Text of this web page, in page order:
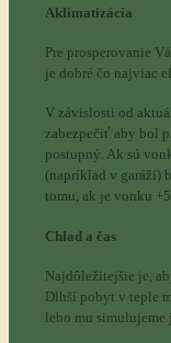
Aklimatizácia
Pre prosperovanie
je dobré čo najviac
V závislosti od
zabezpečiť aby bol
postupný. Ak sú
(napríklad v garáži)
tomu, ak je vonku +5
Chlad a čas
Najdôležitejšie je,
Dlhší pobyt v teple
lebo mu simulujeme